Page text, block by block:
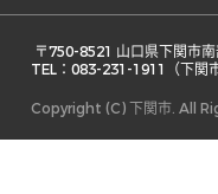
TEL：083-231-1911（下関
Copyright (C) 下関市. All